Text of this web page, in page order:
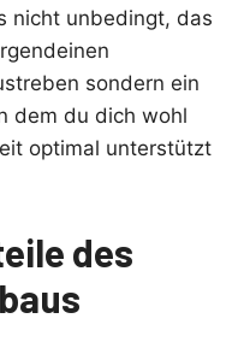
nicht unbedingt, das
sondern ein
dem du dich wohl
optimal unterstützt
des